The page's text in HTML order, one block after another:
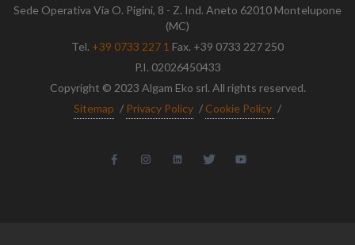
Sede Operativa Via O. Pigini, 8 - Z. Ind. Aneto 62010 Montelupone
(MC)
Tel. +39 0733 227 1 Fax. +39 0733 227 250
P.I. 02026450433
Copyright © 2023 Algam Eko srl. All rights reserved.
Sitemap / Privacy Policy / Cookie Policy /